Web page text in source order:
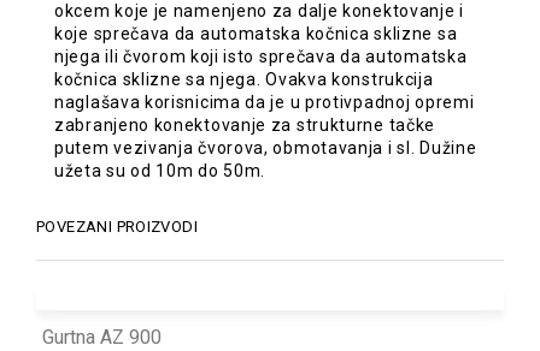
okcem koje je namenjeno za dalje konektovanje i
koje sprečava da automatska kočnica sklizne sa
njega ili čvorom koji isto sprečava da automatska
kočnica sklizne sa njega. Ovakva konstrukcija
naglašava korisnicima da je u protivpadnoj opremi
zabranjeno konektovanje za strukturne tačke
putem vezivanja čvorova, obmotavanja i sl. Dužine
užeta su od 10m do 50m.
POVEZANI PROIZVODI
Gurtna AZ 900